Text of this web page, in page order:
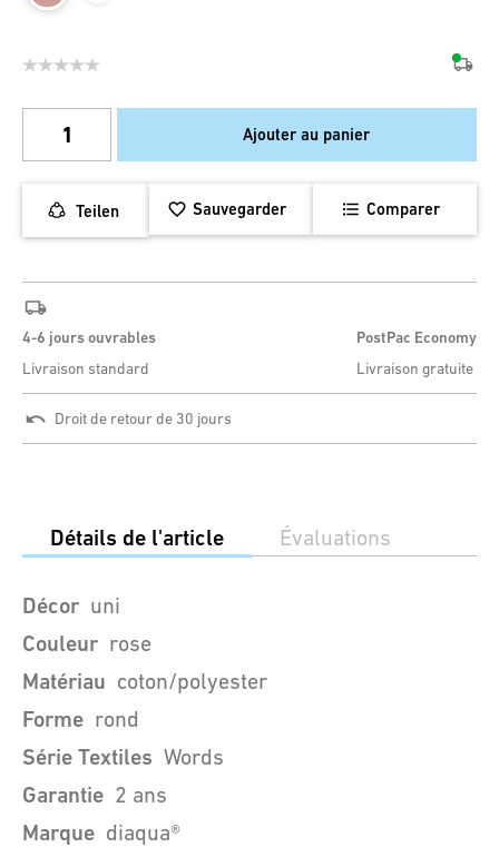
Ajouter au panier
Teilen Sauvegarder Comparer
4-6 jours ouvrables
Livraison standard
PostPac Economy
Livraison gratuite
Droit de retour de 30 jours
Détails de l'article Évaluations
Décor uni
Couleur rose
Matériau coton/polyester
Forme rond
Série Textiles Words
Garantie 2 ans
Marque diaqua®